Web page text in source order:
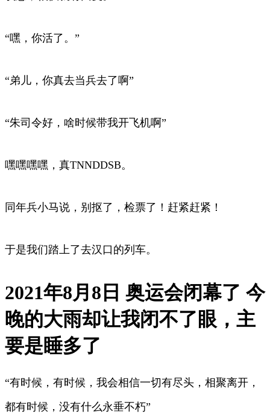
“嘿，你活了。”
“弟儿，你真去当兵去了啊”
“朱司令好，啥时候带我开飞机啊”
嘿嘿嘿嘿，真TNNDDSB。
同年兵小马说，别抠了，检票了！赶紧赶紧！
于是我们踏上了去汉口的列车。
2021年8月8日 奥运会闭幕了 今
晚的大雨却让我闭不了眼，主
要是睡多了
“有时候，有时候，我会相信一切有尽头，相聚离开，
都有时候，没有什么永垂不朽”